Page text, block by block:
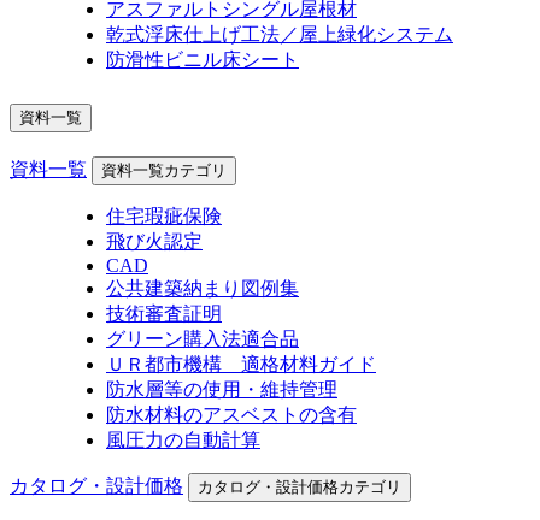
アスファルトシングル屋根材
乾式浮床仕上げ工法／屋上緑化システム
防滑性ビニル床シート
資料一覧
資料一覧 資料一覧カテゴリ
住宅瑕疵保険
飛び火認定
CAD
公共建築納まり図例集
技術審査証明
グリーン購入法適合品
ＵＲ都市機構 適格材料ガイド
防水層等の使用・維持管理
防水材料のアスベストの含有
風圧力の自動計算
カタログ・設計価格 カタログ・設計価格カテゴリ